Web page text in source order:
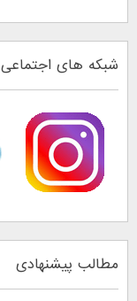
شبکه های اجتماعی
مطالب پیشنهادی